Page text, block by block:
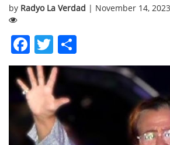
by Radyo La Verdad | November 14,
Facebook
Twitter